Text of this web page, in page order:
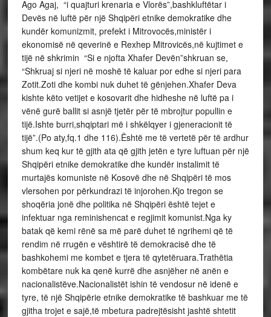
Ago Agaj, “i quajturi krenaria e Vlorës”,bashkluftëtar i
Devës në luftë për një Shqipëri etnike demokratike dhe
kundër komunizmit, prefekt i Mitrovocës,ministër i
ekonomisë në qeverinë e Rexhep Mitrovicës,në kujtimet e
tijë në shkrimin “Si e njofta Xhafer Devën”shkruan se,
“Shkruaj si njeri në moshë të kaluar por edhe si njeri para
Zotit.Zoti dhe kombi nuk duhet të gënjehen.Xhafer Deva
kishte këto vetijet e kosovarit dhe hidheshe në luftë pa i
vënë gurë ballit si asnjë tjetër për të mbrojtur popullin e
tijë.Ishte burri,shqiptari më i shkëlqyer i gjeneracionit të
tijë”.(Po aty,fq.1 dhe 116).Është me të vertetë për të ardhur
shum keq kur të gjith ata që gjith jetën e tyre luftuan për një
Shqipëri etnike demokratike dhe kundër instalimit të
murtajës komuniste në Kosovë dhe në Shqipëri të mos
vlersohen por përkundrazi të injorohen.Kjo tregon se
shoqëria jonë dhe politika në Shqipëri është tejet e
infektuar nga reminishencat e regjimit komunist.Nga ky
batak që kemi rënë sa më parë duhet të ngrihemi që të
rendim në rrugën e vështirë të demokracisë dhe të
bashkohemi me kombet e tjera të qytetëruara.Trathëtia
kombëtare nuk ka qenë kurrë dhe asnjëher në anën e
nacionalistëve.Nacionalistët ishin të vendosur në idenë e
tyre, të një Shqipërie etnike demokratike të bashkuar me të
gjitha trojet e sajë,të mbetura padrejtësisht jashtë shtetit